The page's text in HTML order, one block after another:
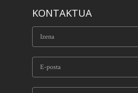
KONTAKTUA